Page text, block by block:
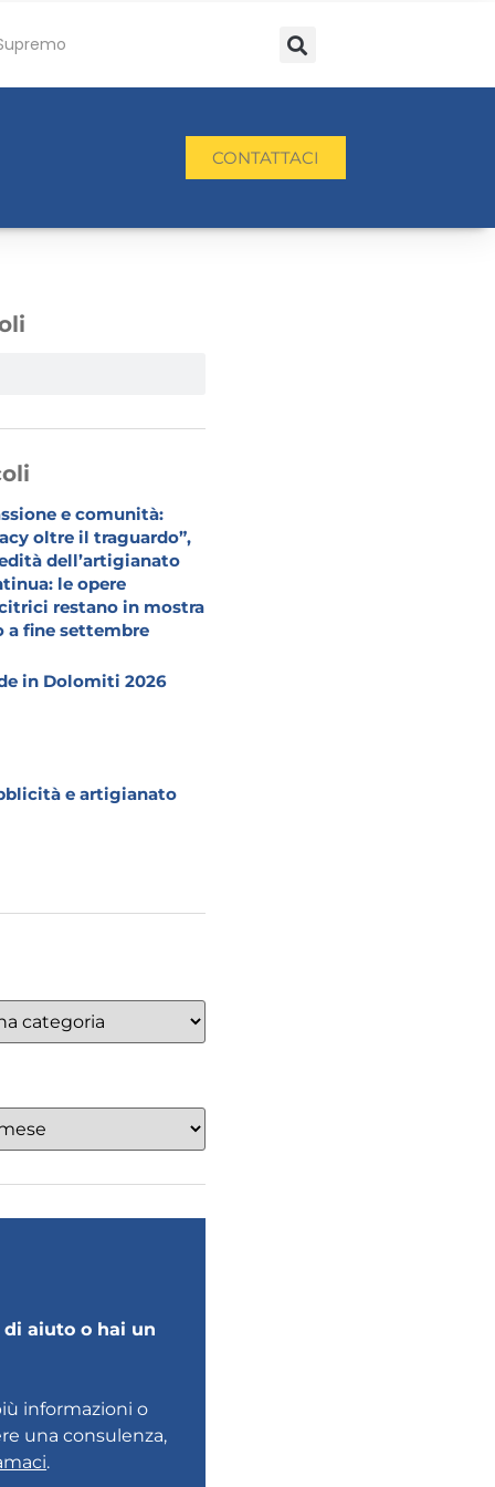
CONTATTACI
e comunità:
oltre il traguardo”,
dell’artigianato
le opere
restano in mostra
a fine settembre
in Dolomiti 2026
e artigianato
aiuto o hai un
informazioni o
una consulenza,
.